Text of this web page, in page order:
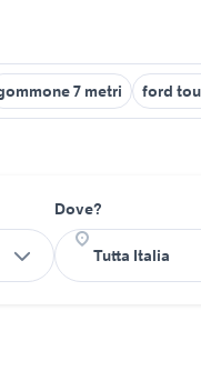
7 metri ford
Dove?